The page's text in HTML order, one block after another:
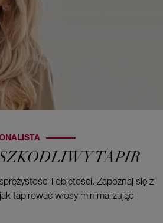
TAPIR
i objętości. Zapoznaj się z
tapirować włosy minimalizując